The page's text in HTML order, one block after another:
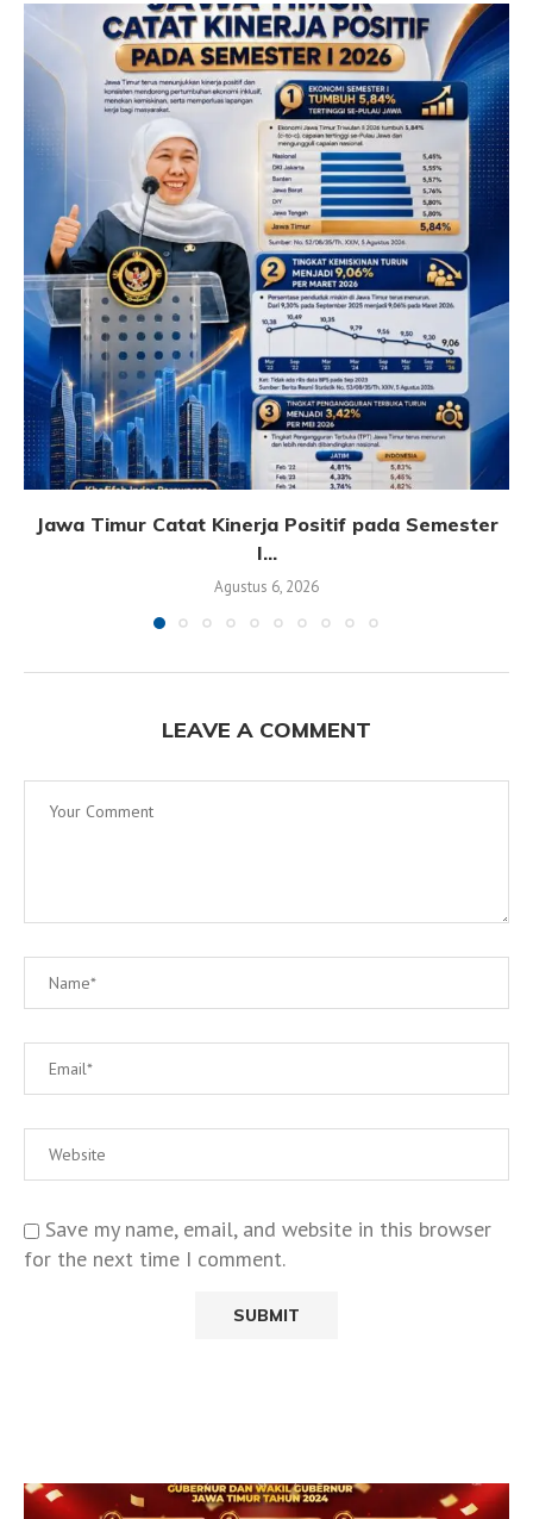
Jawa Timur Catat Kinerja Positif pada Semester
I...
Agustus 6, 2026
LEAVE A COMMENT
Save my name, email, and website in this browser
for the next time I comment.